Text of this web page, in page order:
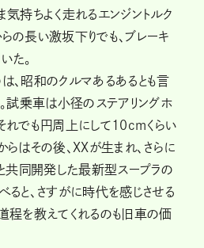
持ちよく走れるエンジントルク
の長い激坂下りでも、ブレーキ
た。
、昭和のクルマあるあるとも言
試乗車は小径のステアリングホ
れでも円周上にして10cmくらい
らはその後、XXが生まれ、さらに
共同開発した最新型スープラの
ると、さすがに時代を感じさせる
程を教えてくれるのも旧車の価